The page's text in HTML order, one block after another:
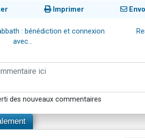
Imprimer
: bénédiction et connexion
avec...
des nouveaux commentaires